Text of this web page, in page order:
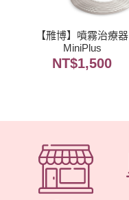
【雃博】噴霧治療器
MiniPlus
NT$1,500